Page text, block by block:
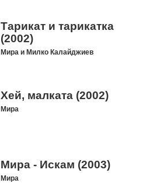
Тарикат и тарикатка
(2002)
Мира и Милко Калайджиев
Хей, малката (2002)
Мира
Мира - Искам (2003)
Мира